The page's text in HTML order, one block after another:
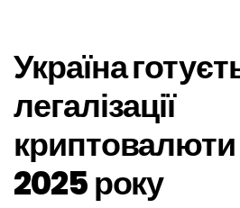
Україна
легалізації
криптовалюти
2025 року